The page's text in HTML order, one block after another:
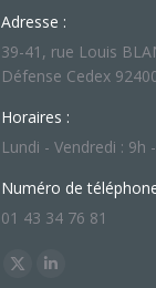
Adresse :
39-41, rue Louis
Défense Cedex
Horaires :
Lundi - Vendredi : 9h
Numéro de
01 43 34 76 81
Trouvez nous sur :
X
LinkedIn